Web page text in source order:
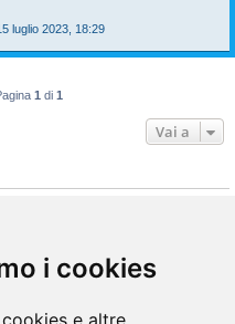
i cookies
e altre
luglio 2023, 18:29
1 di 1
Vai a